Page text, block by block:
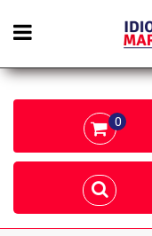
Open menu
0